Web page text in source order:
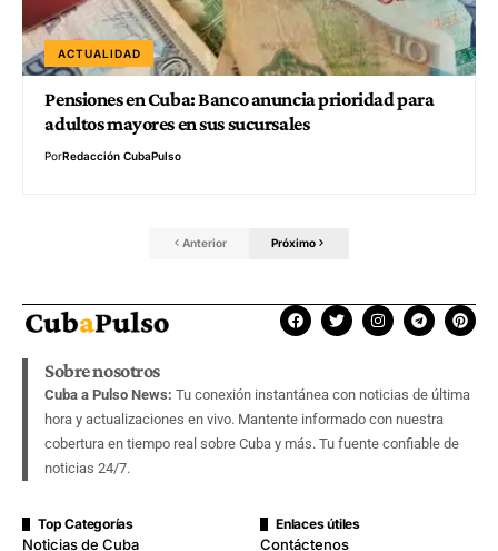
ACTUALIDAD
Pensiones en Cuba: Banco anuncia prioridad para
adultos mayores en sus sucursales
PorRedacción CubaPulso
Anterior Próximo
Sobre nosotros
Cuba a Pulso News: Tu conexión instantánea con noticias de última
hora y actualizaciones en vivo. Mantente informado con nuestra
cobertura en tiempo real sobre Cuba y más. Tu fuente confiable de
noticias 24/7.
Top Categorías
Noticias de Cuba
Enlaces útiles
Contáctenos